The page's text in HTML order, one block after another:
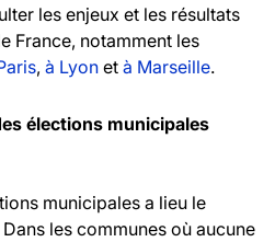
les enjeux et les résultats
France, notamment les
, à Lyon et à Marseille.
élections municipales
municipales a lieu le
les communes où aucune